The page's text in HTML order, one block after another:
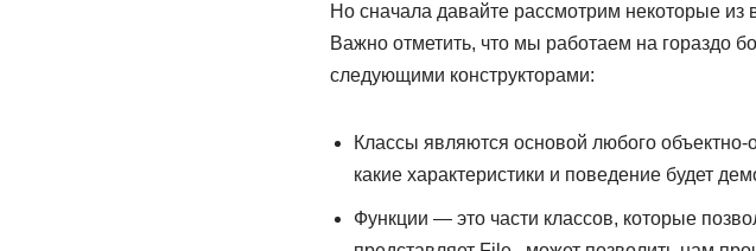
Но сначала давайте рассмотрим некоторые
Важно отметить, что мы работаем на гораздо
следующими конструкторами:
Классы являются основой любого
какие характеристики и поведение будет
Функции — это части классов, которые